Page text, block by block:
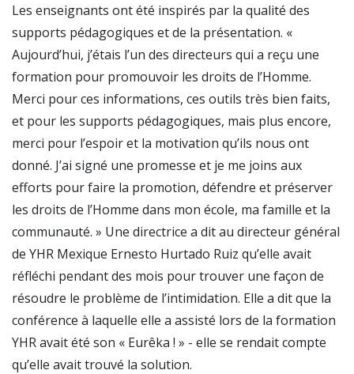
Les enseignants ont été inspirés par la qualité des
supports pédagogiques et de la présentation. «
Aujourd’hui, j’étais l’un des directeurs qui a reçu une
formation pour promouvoir les droits de l’Homme.
Merci pour ces informations, ces outils très bien faits,
et pour les supports pédagogiques, mais plus encore,
merci pour l’espoir et la motivation qu’ils nous ont
donné. J’ai signé une promesse et je me joins aux
efforts pour faire la promotion, défendre et préserver
les droits de l’Homme dans mon école, ma famille et la
communauté. » Une directrice a dit au directeur général
de YHR Mexique Ernesto Hurtado Ruiz qu’elle avait
réfléchi pendant des mois pour trouver une façon de
résoudre le problème de l’intimidation. Elle a dit que la
conférence à laquelle elle a assisté lors de la formation
YHR avait été son « Eurêka ! » - elle se rendait compte
qu’elle avait trouvé la solution.